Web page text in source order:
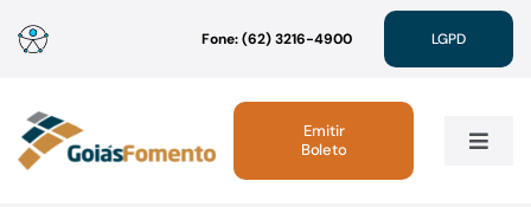
para
conteúdo
Fone: (62) 3216-4900 LGPD
Toggle
Emitir
Boleto